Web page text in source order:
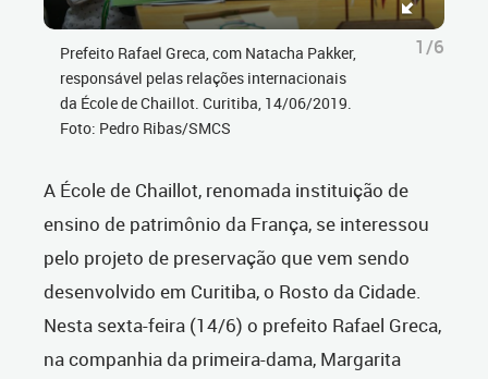
Prefeito Rafael Greca, com Natacha Pakker,
responsável pelas relações internacionais
da École de Chaillot. Curitiba, 14/06/2019.
Foto: Pedro Ribas/SMCS
1/6
A École de Chaillot, renomada instituição de
ensino de patrimônio da França, se interessou
pelo projeto de preservação que vem sendo
desenvolvido em Curitiba, o Rosto da Cidade.
Nesta sexta-feira (14/6) o prefeito Rafael Greca,
na companhia da primeira-dama, Margarita